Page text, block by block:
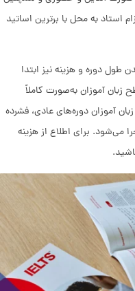
به محل با برترین اساتید
دوره و هزینه نیز ابتدا
آموزان به‌صورت کاملاً
آموزان دوره‌های عادی، فشرده
بازه زمانی ۲ تا ۶ ماهه اجرا می‌شود. برای اطلاع از هزینه